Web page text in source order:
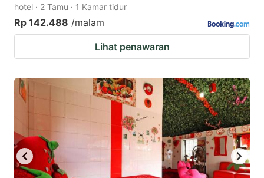
hotel · 2 Tamu · 1 Kamar tidur
Rp 142.488 /malam
Lihat penawaran